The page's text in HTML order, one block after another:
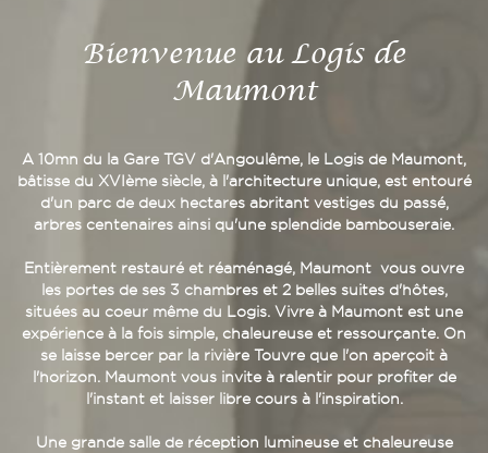
Bienvenue au Logis de
Maumont
A 10mn du la Gare TGV d'Angoulême, le Logis de Maumont,
bâtisse du XVIème siècle, à l'architecture unique, est entouré
d'un parc de deux hectares abritant vestiges du passé,
arbres centenaires ainsi qu'une splendide bambouseraie.
Entièrement restauré et réaménagé, Maumont vous ouvre
les portes de ses 3 chambres et 2 belles suites d'hôtes,
situées au coeur même du Logis. Vivre à Maumont est une
expérience à la fois simple, chaleureuse et ressourçante. On
se laisse bercer par la rivière Touvre que l'on aperçoit à
l'horizon. Maumont vous invite à ralentir pour profiter de
l'instant et laisser libre cours à l'inspiration.
Une grande salle de réception lumineuse et chaleureuse